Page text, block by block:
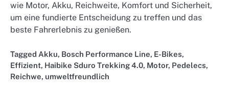
wie Motor, Akku, Reichweite, Komfort und Sicherheit,
um eine fundierte Entscheidung zu treffen und das
beste Fahrerlebnis zu genießen.
Tagged Akku, Bosch Performance Line, E-Bikes,
Effizient, Haibike Sduro Trekking 4.0, Motor, Pedelecs,
Reichwe, umweltfreundlich